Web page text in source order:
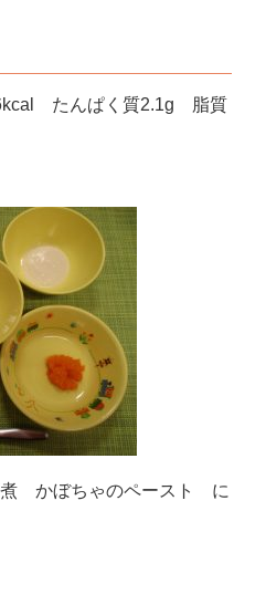
たんぱく質2.1g 脂質
かぼちゃのペースト に